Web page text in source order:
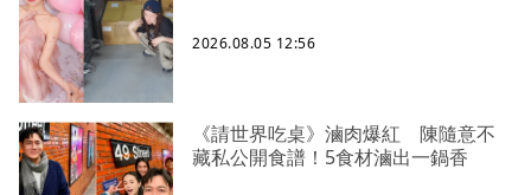
2026.08.05 12:56
《請世界吃桌》滷肉爆紅 陳隨意不
藏私公開食譜！5食材滷出一鍋香